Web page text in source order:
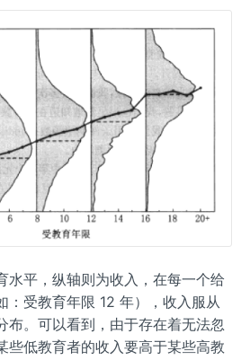
_i
=
1
2)
水平，纵轴则为收入，在每一个给
：受教育年限 12 年），收入服从
布。可以看到，由于存在着无法忽
些低教育者的收入要高于某些高教